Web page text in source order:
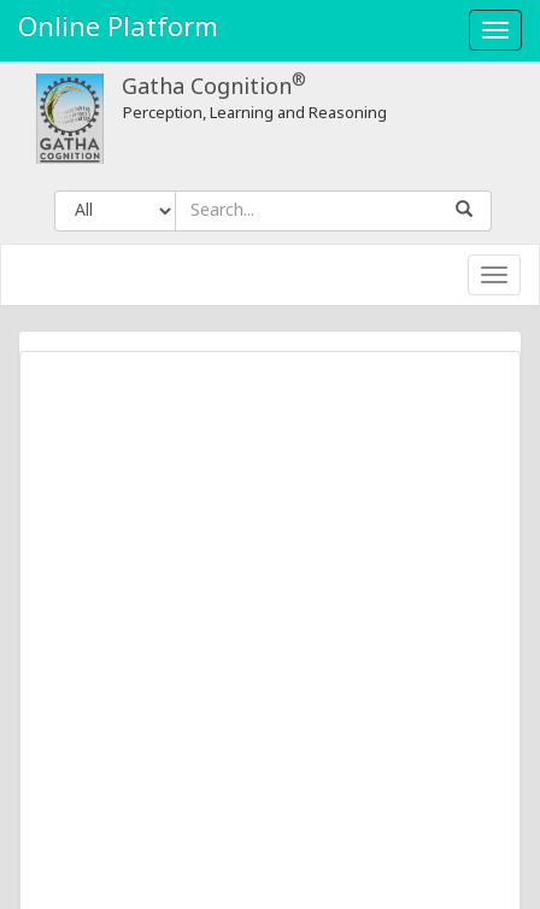
Online Platform
Gatha Cognition®
Perception, Learning and Reasoning